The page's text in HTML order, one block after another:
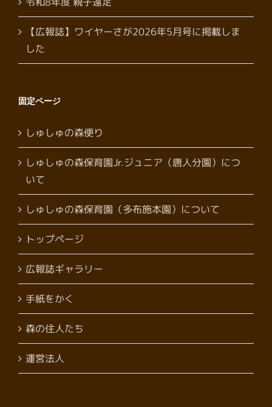
【広報誌】ワイヤーさが2026年5月号に掲載しま
した
固定ページ
しゅしゅの森便り
しゅしゅの森保育園Jr.ジュニア（唐人分園）につ
いて
しゅしゅの森保育園（多布施本園）について
トップページ
広報誌ギャラリー
手紙をかく
森の住人たち
運営法人